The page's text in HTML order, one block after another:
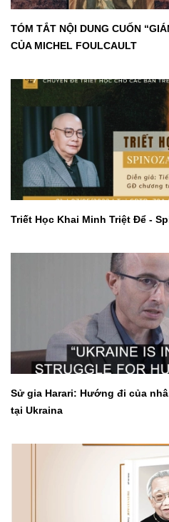
TÓM TẮT NỘI DUNG CUỐN
CỦA MICHEL FOULCAULT
Triết Học Khai Minh Triệt Để -
Sử gia Harari: Hướng đi của
tại Ukraina